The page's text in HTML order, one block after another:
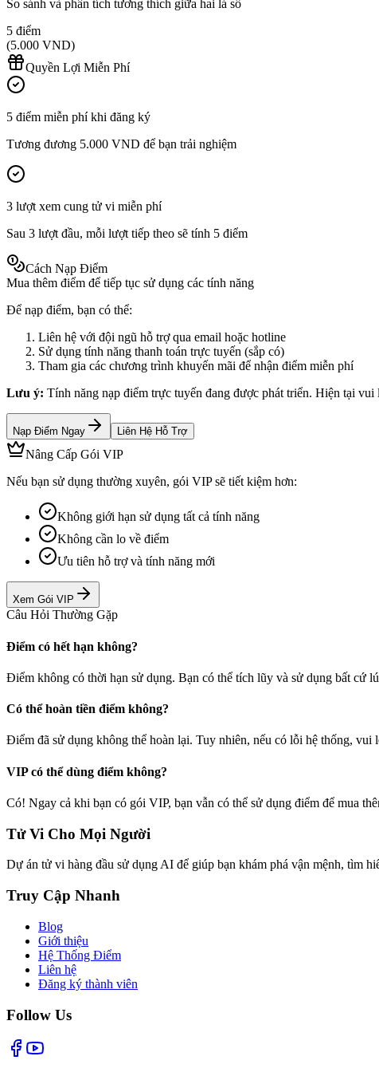
So sánh và phân tích tương thích giữa hai lá số
5 điểm
(5.000 VND)
Quyền Lợi Miễn Phí
5 điểm miễn phí khi đăng ký
Tương đương 5.000 VND để bạn trải nghiệm
3 lượt xem cung tử vi miễn phí
Sau 3 lượt đầu, mỗi lượt tiếp theo sẽ tính 5 điểm
Cách Nạp Điểm
Mua thêm điểm để tiếp tục sử dụng các tính năng
Để nạp điểm, bạn có thể:
Liên hệ với đội ngũ hỗ trợ qua email hoặc hotline
Sử dụng tính năng thanh toán trực tuyến (sắp có)
Tham gia các chương trình khuyến mãi để nhận điểm miễn phí
Lưu ý: Tính năng nạp điểm trực tuyến đang được phát triển. Hiện tại
Nạp Điểm Ngay Liên Hệ Hỗ Trợ
Nâng Cấp Gói VIP
Nếu bạn sử dụng thường xuyên, gói VIP sẽ tiết kiệm hơn:
Không giới hạn sử dụng tất cả tính năng
Không cần lo về điểm
Ưu tiên hỗ trợ và tính năng mới
Xem Gói VIP
Câu Hỏi Thường Gặp
Điểm có hết hạn không?
Điểm không có thời hạn sử dụng. Bạn có thể tích lũy và sử dụng bất cứ
Có thể hoàn tiền điểm không?
Điểm đã sử dụng không thể hoàn lại. Tuy nhiên, nếu có lỗi hệ thống, vui
VIP có thể dùng điểm không?
Có! Ngay cả khi bạn có gói VIP, bạn vẫn có thể sử dụng điểm để mua
Tử Vi Cho Mọi Người
Dự án tử vi hàng đầu sử dụng AI để giúp bạn khám phá vận mệnh, tìm
Truy Cập Nhanh
Blog
Giới thiệu
Hệ Thống Điểm
Liên hệ
Đăng ký thành viên
Follow Us